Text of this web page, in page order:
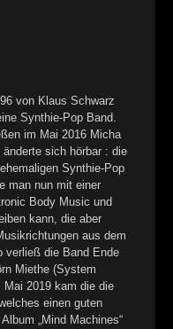
von Klaus Schwarz
Synthie-Pop Band.
im Mai 2016 Micha
sich hörbar : die
Synthie-Pop
man nun mit einer
Body Music und
kann, die aber
aus dem
verließ die Band Ende
Miethe (System
Mai 2019 kam die die
einen guten
„Mind Machines“